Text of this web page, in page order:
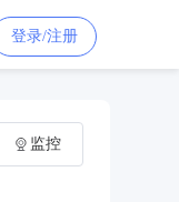
登录/注册
监控